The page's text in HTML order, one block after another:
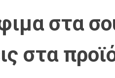
στα
στα